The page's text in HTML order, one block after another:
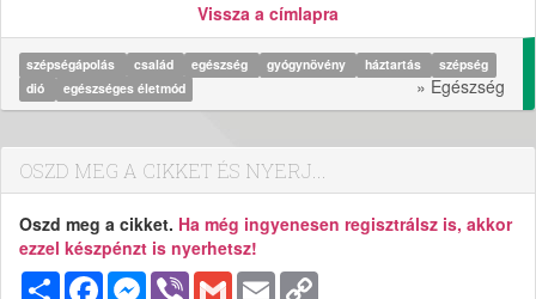
Vissza a címlapra
szépségápolás család egészség gyógynövény háztartás
szépség
dió
egészséges életmód » Egészség
OSZD MEG A CIKKET ÉS NYERJ...
Oszd meg a cikket. Ha még ingyenesen regisztrálsz is, akkor
ezzel készpénzt is nyerhetsz!
MegosztásFacebookMessenger
Viber Gmail Email